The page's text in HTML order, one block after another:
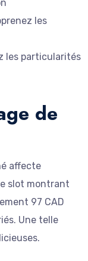
les
les particularités
de
affecte
slot montrant
97 CAD
Une telle